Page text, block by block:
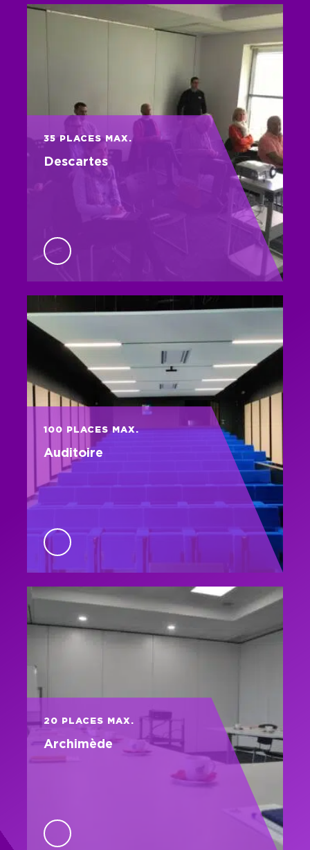
35 PLACES MAX.
Descartes
100 PLACES MAX.
Auditoire
20 PLACES MAX.
Archimède